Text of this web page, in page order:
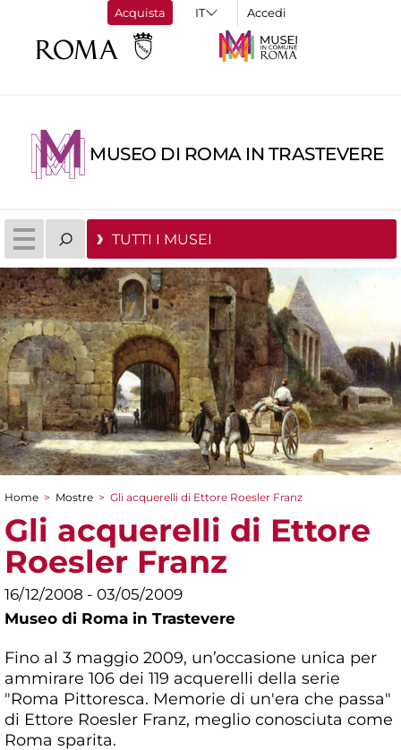
Acquista Accedi
MUSEO DI ROMA IN TRASTEVERE
TUTTI I MUSEI
Tu sei qui
Home > Mostre > Gli acquerelli di Ettore Roesler Franz
Gli acquerelli di Ettore
Roesler Franz
16/12/2008 - 03/05/2009
Museo di Roma in Trastevere
Fino al 3 maggio 2009, un’occasione unica per
ammirare 106 dei 119 acquerelli della serie
"Roma Pittoresca. Memorie di un'era che passa"
di Ettore Roesler Franz, meglio conosciuta come
Roma sparita.